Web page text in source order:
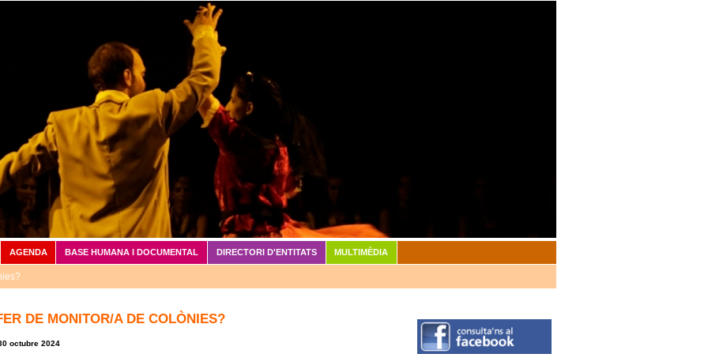
Vés al contingut
DE MONITOR/A DE COLÒNIES?
octubre 2024
AGENDA BASE HUMANA I DOCUMENTAL DIRECTORI D'ENTITATS MULTIMÈDIA